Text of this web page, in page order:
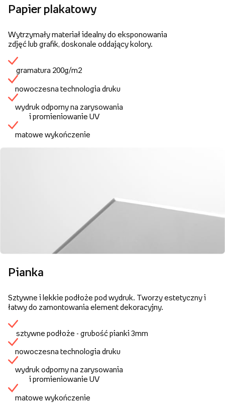
Papier plakatowy
Wytrzymały materiał idealny do eksponowania
zdjęć lub grafik, doskonale oddający kolory.
gramatura 200g/m2
nowoczesna technologia druku
wydruk odporny na zarysowania
i promieniowanie UV
matowe wykończenie
Pianka
Sztywne i lekkie podłoże pod wydruk. Tworzy estetyczny i
łatwy do zamontowania element dekoracyjny.
sztywne podłoże - grubość pianki 3mm
nowoczesna technologia druku
wydruk odporny na zarysowania
i promieniowanie UV
matowe wykończenie